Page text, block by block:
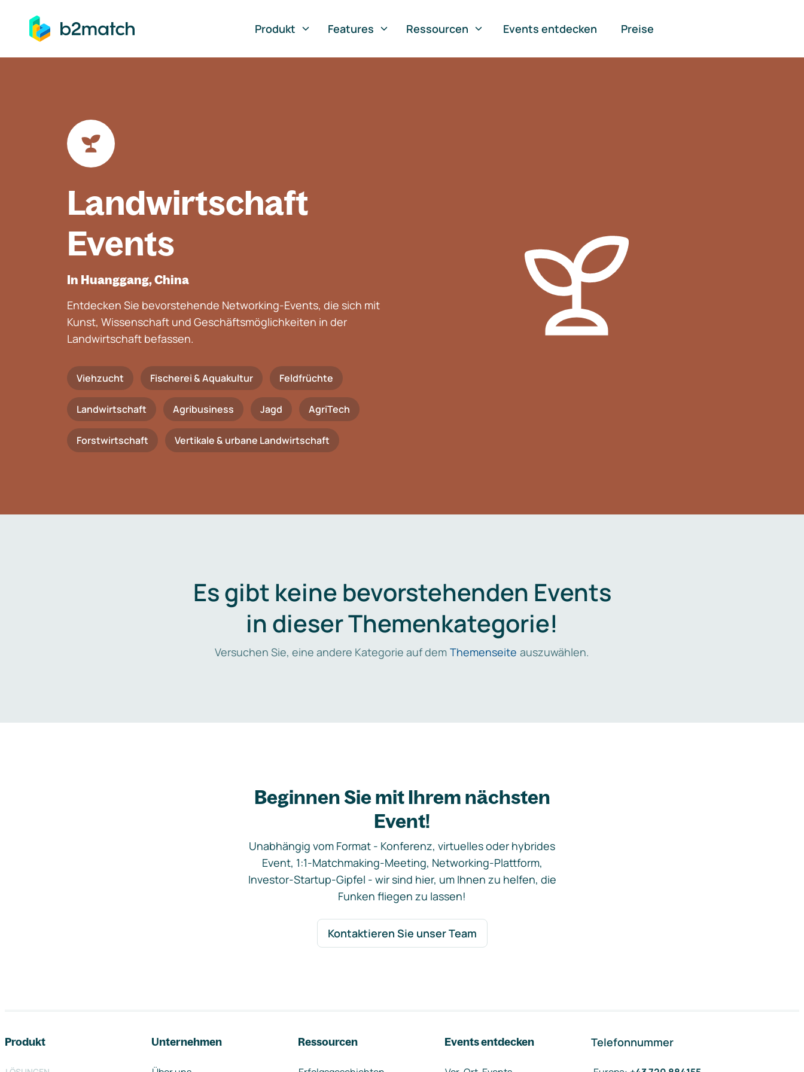
springen
Produkt
Features Ressourcen Events entdecken Preise
Landwirtschaft
Events
In Huanggang, China
Entdecken Sie bevorstehende Networking-Events, die sich mit
Kunst, Wissenschaft und Geschäftsmöglichkeiten in der
Landwirtschaft befassen.
Viehzucht Fischerei & Aquakultur Feldfrüchte
Landwirtschaft Agribusiness Jagd AgriTech
Forstwirtschaft Vertikale & urbane Landwirtschaft
Es gibt keine bevorstehenden Events
in dieser Themenkategorie!
Versuchen Sie, eine andere Kategorie auf dem Themenseite auszuwählen.
Beginnen Sie mit Ihrem nächsten
Event!
Unabhängig vom Format - Konferenz, virtuelles oder hybrides
Event, 1:1-Matchmaking-Meeting, Networking-Plattform,
Investor-Startup-Gipfel - wir sind hier, um Ihnen zu helfen, die
Funken fliegen zu lassen!
Kontaktieren Sie unser Team
Produkt Unternehmen Ressourcen Events entdecken Telefonnummer